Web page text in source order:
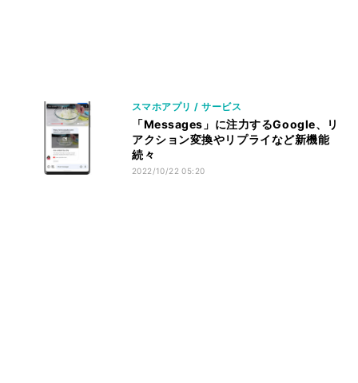
スマホアプリ / サービス
「Messages」に注力するGoogle、リ
アクション変換やリプライなど新機能
続々
2022/10/22 05:20